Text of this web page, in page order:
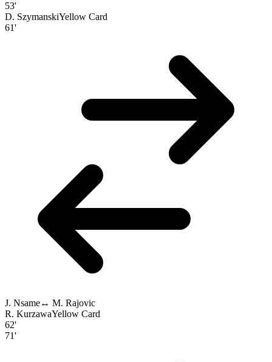
53'
D. SzymanskiYellow Card
61'
J. Nsame↔ M. Rajovic
R. KurzawaYellow Card
62'
71'